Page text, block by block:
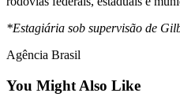
*Estagiária sob supervisão de
Agência Brasil
You Might Also Like